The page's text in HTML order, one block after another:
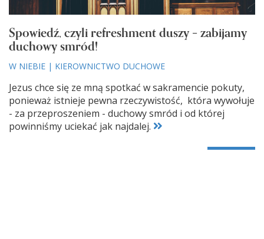
Spowiedź, czyli refreshment duszy – zabijamy
duchowy smród!
W NIEBIE | KIEROWNICTWO DUCHOWE
Jezus chce się ze mną spotkać w sakramencie pokuty,
ponieważ istnieje pewna rzeczywistość, która wywołuje
- za przeproszeniem - duchowy smród i od której
powinniśmy uciekać jak najdalej.